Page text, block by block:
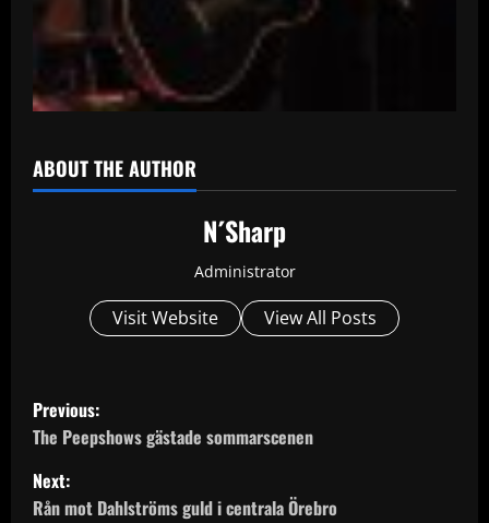
ABOUT THE AUTHOR
N´Sharp
Administrator
Visit Website View All Posts
P
o
s
Previous:
The Peepshows gästade sommarscenen
Next:
Rån mot Dahlströms guld i centrala Örebro